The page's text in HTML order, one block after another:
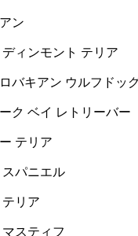
ン
ディンモント テリア
バキアン ウルフドッ
ク ベイ レトリーバー
テリア
パニエル
リア
スティフ